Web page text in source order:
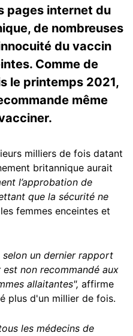
pages internet du
de nombreuses
du vaccin
Comme de
le printemps 2021,
même
milliers de fois datant
britannique aurait
l’approbation de
que la sécurité ne
femmes enceintes et
selon un dernier rapport
est non recommandé aux
allaitantes", affirme
plus d'un millier de fois.
les médecins de